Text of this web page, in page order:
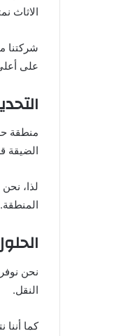
الاثاث
شركتنا
على
منطقة
الضيقة
لذا،
المنطقة.
نحن
النقل.
كما